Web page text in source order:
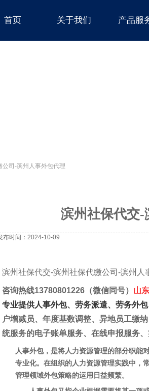
首页 关于我们 产品服
司-滨州人事外包代理
滨州社保代交-
布时间：2024-10-09
滨州社保代交-滨州社保代缴公司 -滨州人
咨询热线13780801226（微信同号） 山
专业提供人事外包、劳务派遣、劳务外
户增减员、年度基数调整、异地员工缴
统服务的电子账单服务、在线申报服务
人事外包，是将人力资源管理的部分职能
专业化。在组织的人力资源管理实践中，
管理领域外包策略的运用日益频繁。